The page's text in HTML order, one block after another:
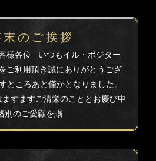
末のご挨拶
様各位 いつもイル・ポジター
ご利用頂き誠にありがとうござ
ところあと僅かとなりました。
すますご清栄のこととお慶び申
別のご愛顧を賜